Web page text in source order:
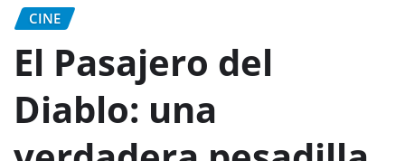
CINE
El Pasajero del
Diablo: una